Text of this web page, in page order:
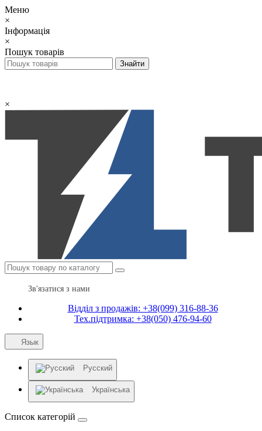
Меню
×
Інформація
×
Пошук товарів
×
Зв'язатися з нами
Відділ з продажів: +38(099) 316-88-36
Тех.підтримка: +38(050) 476-94-60
Язык
Русский
Українська
Список категорій